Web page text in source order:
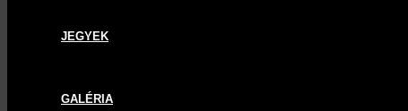
JEGYEK
GALÉRIA